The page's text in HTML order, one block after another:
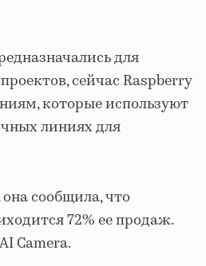
для
сейчас Raspberry
которые используют
линиях для
сообщила, что
72% ее продаж.
Camera.